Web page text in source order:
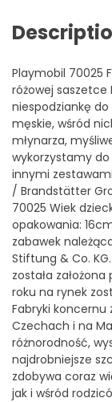
Playmobil 70025
różowej
niespodziankę do
męskie, wśród
młynarza,
wykorzystamy
innymi
/ Brandstätter
70025 Wiek
opakowania:
zabawek
Stiftung & Co.
została
roku na rynek
Fabryki koncernu
Czechach i na
różnorodność,
najdrobniejsze
zdobywa coraz
jak i wśród